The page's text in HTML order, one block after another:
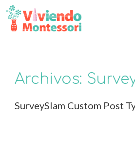
Archivos:
SurveySlam Custom Post